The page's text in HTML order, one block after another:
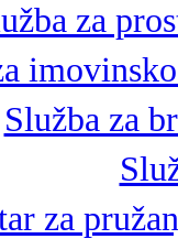
za
Služba za
za